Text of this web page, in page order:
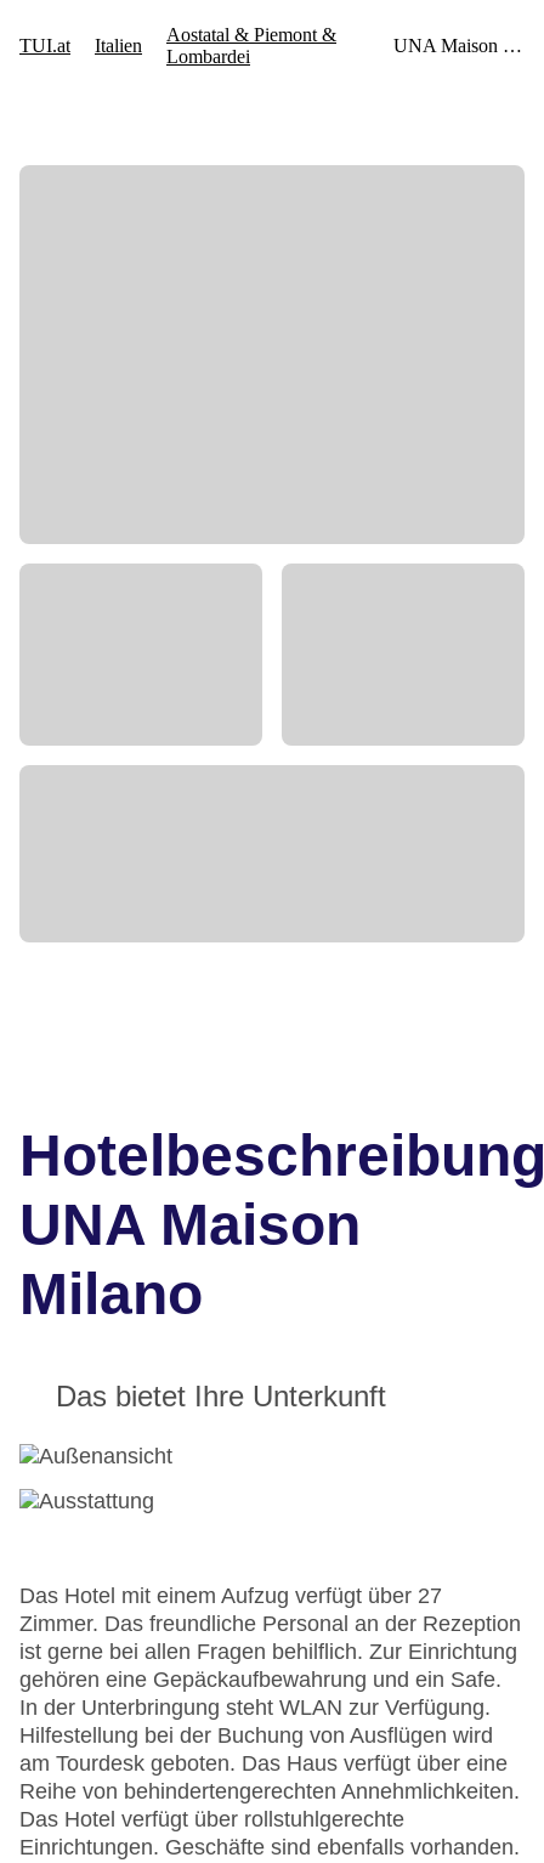
UNA Maison
Milano
Das bietet Ihre Unterkunft
Das Hotel mit einem Aufzug verfügt über 27
Zimmer. Das freundliche Personal an der Rezeption
ist gerne bei allen Fragen behilflich. Zur Einrichtung
gehören eine Gepäckaufbewahrung und ein Safe.
In der Unterbringung steht WLAN zur Verfügung.
Hilfestellung bei der Buchung von Ausflügen wird
am Tourdesk geboten. Das Haus verfügt über eine
Reihe von behindertengerechten Annehmlichkeiten.
Das Hotel verfügt über rollstuhlgerechte
Einrichtungen. Geschäfte sind ebenfalls vorhanden.